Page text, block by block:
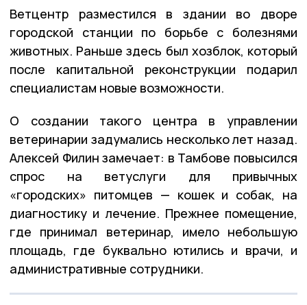
Ветцентр разместился в здании во дворе
городской станции по борьбе с болезнями
животных. Раньше здесь был хозблок, который
после капитальной реконструкции подарил
специалистам новые возможности.
О создании такого центра в управлении
ветеринарии задумались несколько лет назад.
Алексей Филин замечает: в Тамбове повысился
спрос на ветуслуги для привычных
«городских» питомцев — кошек и собак, на
диагностику и лечение. Прежнее помещение,
где принимал ветеринар, имело небольшую
площадь, где буквально ютились и врачи, и
административные сотрудники.